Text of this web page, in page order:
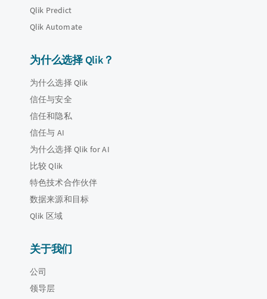
Qlik Predict
Qlik Automate
为什么选择 Qlik？
为什么选择 Qlik
信任与安全
信任和隐私
信任与 AI
为什么选择 Qlik for AI
比较 Qlik
特色技术合作伙伴
数据来源和目标
Qlik 区域
关于我们
公司
领导层